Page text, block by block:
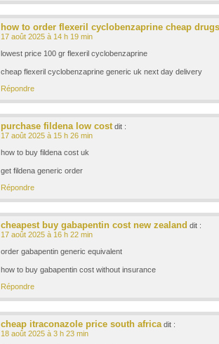
how to order flexeril cyclobenzaprine cheap drugs
17 août 2025 à 14 h 19 min
lowest price 100 gr flexeril cyclobenzaprine
cheap flexeril cyclobenzaprine generic uk next day delivery
Répondre
purchase fildena low cost dit :
17 août 2025 à 15 h 26 min
how to buy fildena cost uk
get fildena generic order
Répondre
cheapest buy gabapentin cost new zealand dit :
17 août 2025 à 16 h 22 min
order gabapentin generic equivalent
how to buy gabapentin cost without insurance
Répondre
cheap itraconazole price south africa dit :
18 août 2025 à 3 h 23 min